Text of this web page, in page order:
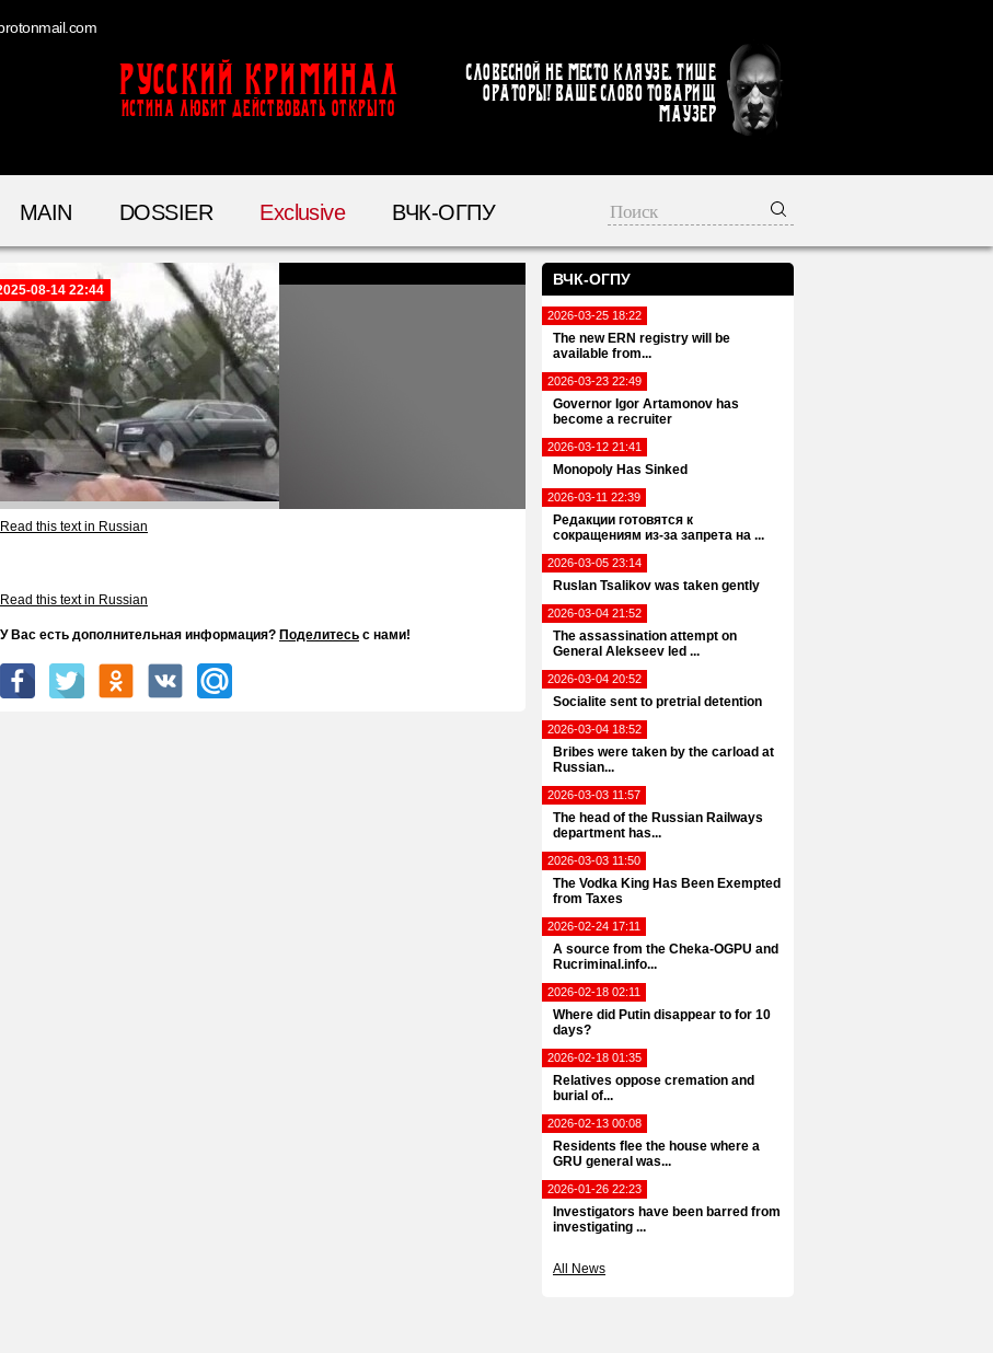
Русский Криминал
ИСТИНА ЛЮБИТ ДЕЙСТВОВАТЬ ОТКРЫТО
Словесной не место кляузе. Тише
ораторы! Ваше слово товарищ
Маузер
MAIN DOSSIER Exclusive ВЧК-ОГПУ
ВЧК-ОГПУ
2026-03-25 18:22
The new ERN registry will be
available from...
2026-03-23 22:49
Governor Igor Artamonov has
become a recruiter
2026-03-12 21:41
Monopoly Has Sinked
2026-03-11 22:39
Редакции готовятся к
сокращениям из-за запрета на ...
2026-03-05 23:14
Ruslan Tsalikov was taken gently
2026-03-04 21:52
The assassination attempt on
General Alekseev led ...
2026-03-04 20:52
Socialite sent to pretrial detention
2026-03-04 18:52
Bribes were taken by the carload at
Russian...
2026-03-03 11:57
The head of the Russian Railways
department has...
2026-03-03 11:50
The Vodka King Has Been Exempted
from Taxes
2026-02-24 17:11
A source from the Cheka-OGPU and
Rucriminal.info...
2026-02-18 02:11
Where did Putin disappear to for 10
days?
2026-02-18 01:35
Relatives oppose cremation and
burial of...
2026-02-13 00:08
Residents flee the house where a
GRU general was...
2026-01-26 22:23
Investigators have been barred from
investigating ...
All News
08-14 22:44
Read this text in Russian
Read this text in Russian
У Вас есть дополнительная информация? Поделитесь с нами!